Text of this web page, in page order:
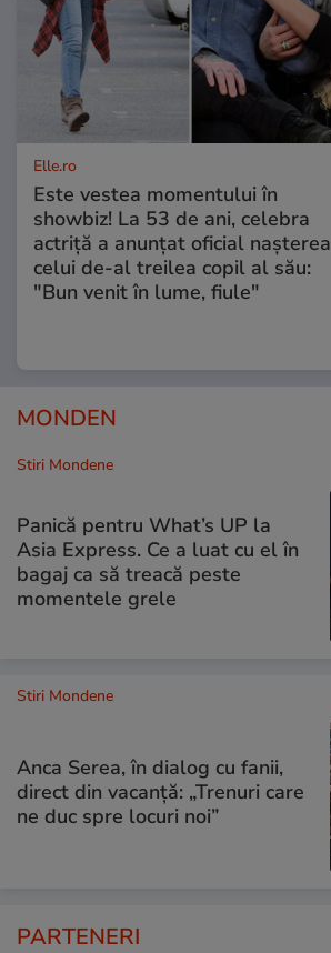
Elle.ro
Este vestea momentului în
showbiz! La 53 de ani, celebra
actriță a anunțat oficial nașterea
celui de-al treilea copil al său:
"Bun venit în lume, fiule"
MONDEN
Stiri Mondene
Panică pentru What’s UP la
Asia Express. Ce a luat cu el în
bagaj ca să treacă peste
momentele grele
Stiri Mondene
Anca Serea, în dialog cu fanii,
direct din vacanță: „Trenuri care
ne duc spre locuri noi”
PARTENERI